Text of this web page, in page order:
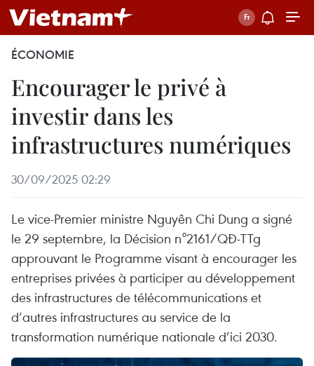
ÉCONOMIE
Encourager le privé à
investir dans les
infrastructures numériques
30/09/2025 02:29
Le vice-Premier ministre Nguyên Chi Dung a signé
le 29 septembre, la Décision n°2161/QĐ-TTg
approuvant le Programme visant à encourager les
entreprises privées à participer au développement
des infrastructures de télécommunications et
d’autres infrastructures au service de la
transformation numérique nationale d’ici 2030.